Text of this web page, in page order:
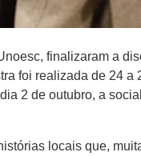
finalizaram a
foi realizada de 24
2 de outubro, a
locais que,